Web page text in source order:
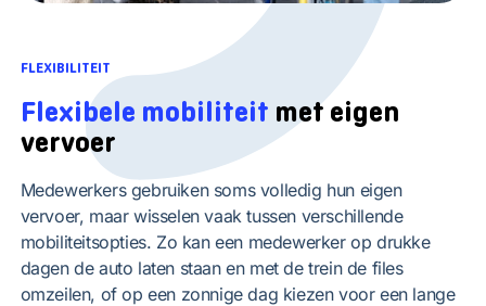
FLEXIBILITEIT
Flexibele mobiliteit met eigen
vervoer
Medewerkers gebruiken soms volledig hun eigen
vervoer, maar wisselen vaak tussen verschillende
mobiliteitsopties. Zo kan een medewerker op drukke
dagen de auto laten staan en met de trein de files
omzeilen, of op een zonnige dag kiezen voor een lange